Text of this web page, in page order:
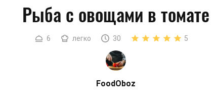
Рыба с овощами в томате
6 легко 30 5
FoodOboz